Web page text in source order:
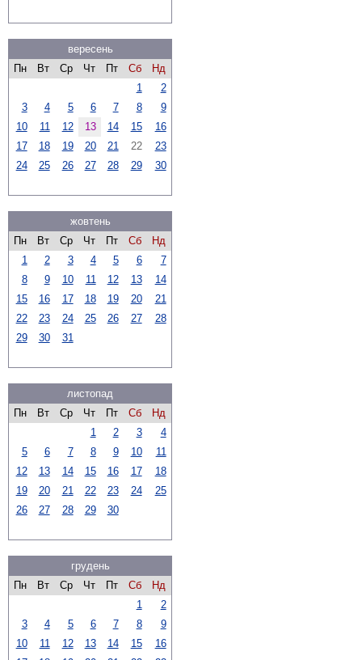
вересень
Пн
Вт Ср Чт Пт Сб
Нд
1
2
3
4 5 6 7 8
9
10
11 12 13 14 15
16
17
18 19 20 21 22
23
24
25 26 27 28 29 30
жовтень
Пн
Вт Ср Чт Пт Сб
Нд
1
2 3 4 5 6
7
8
9 10 11 12 13
14
15
16 17 18 19 20
21
22
23 24 25 26 27
28
29
30 31
листопад
Пн
Вт Ср Чт Пт Сб
Нд
1
2 3
4
5
6 7 8 9 10
11
12
13 14 15 16 17
18
19
20 21 22 23 24
25
26
27 28 29 30
грудень
Пн
Вт Ср Чт Пт Сб
Нд
1
2
3
4 5 6 7 8
9
10
11 12 13 14 15
16